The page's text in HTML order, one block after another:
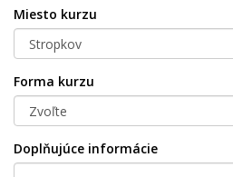
Miesto kurzu
Forma kurzu
Doplňujúce informácie